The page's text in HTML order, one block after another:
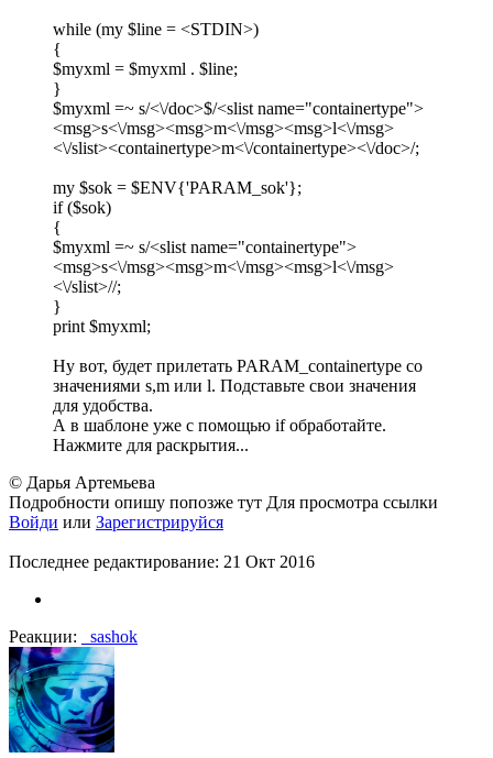
while (my $line = <STDIN>)
{
$myxml = $myxml . $line;
}
$myxml =~ s/<\/doc>$/<slist name="containertype">
<msg>s<\/msg><msg>m<\/msg><msg>l<\/msg>
<\/slist><containertype>m<\/containertype><\/doc>/;
my $sok = $ENV{'PARAM_sok'};
if ($sok)
{
$myxml =~ s/<slist name="containertype">
<msg>s<\/msg><msg>m<\/msg><msg>l<\/msg>
<\/slist>//;
}
print $myxml;
Ну вот, будет прилетать PARAM_containertype со
значениями s,m или l. Подставьте свои значения
для удобства.
А в шаблоне уже с помощью if обработайте.
Нажмите для раскрытия...
© Дарья Артемьева
Подробности опишу попозже тут Для просмотра ссылки
Войди или Зарегистрируйся
Последнее редактирование: 21 Окт 2016
Реакции: _sashok